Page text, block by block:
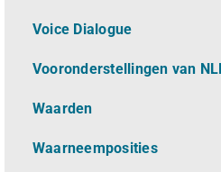
Voice Dialogue
Vooronderstellingen van
Waarden
Waarneemposities